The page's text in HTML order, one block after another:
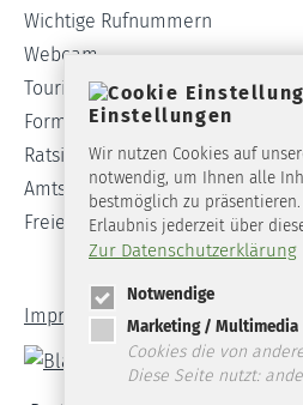
Wichtige Rufnummern
Webcam
Tourist-Info
Formulare
Ratsinformationssystem
Amtsblatt
Freie Stellen
Impressum Datenschutz
Einstellungen
Wir nutzen Cookies auf
notwendig, um Ihnen alle
bestmöglich zu
Erlaubnis jederzeit über
Zur Datenschutzerklärung
Notwendige
Marketing / Multimedia
Cookies die von
Diese Seite nutzt: